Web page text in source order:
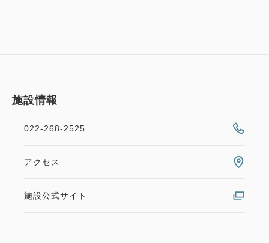
施設情報
022-268-2525
アクセス
施設公式サイト